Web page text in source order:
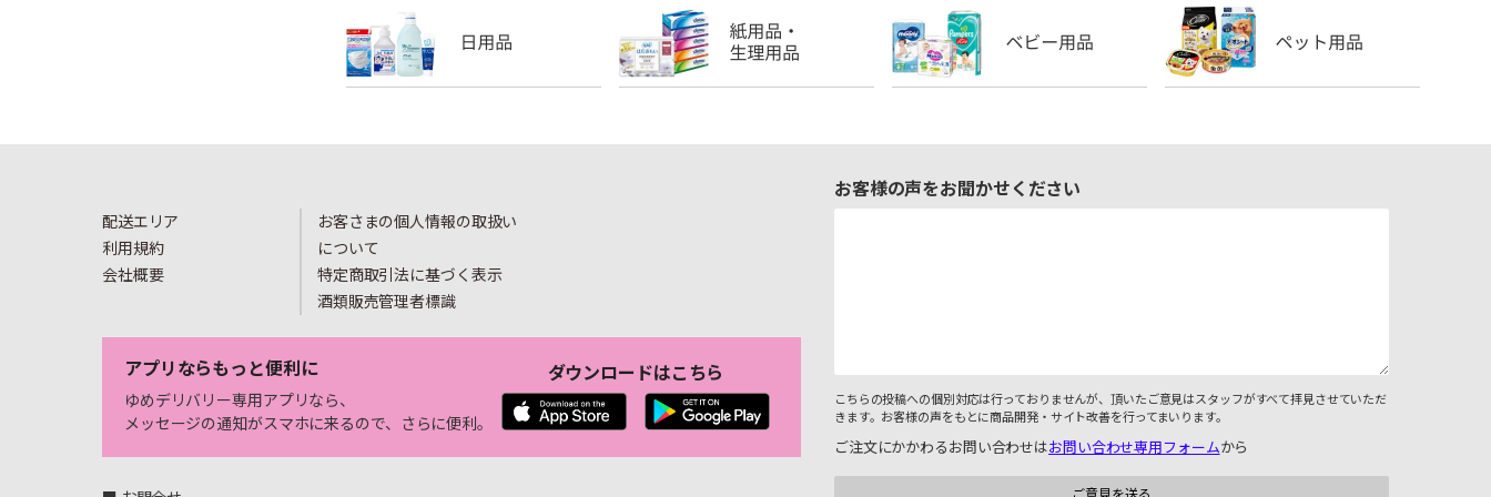
配送エリア
利用規約
会社概要
お客さまの個人情報の取扱い
について
特定商取引法に基づく表示
酒類販売管理者標識
アプリならもっと便利に
ゆめデリバリー専用アプリなら、
メッセージの通知がスマホに来るので、さらに便利。
ダウンロードはこちら
お客様の声をお聞かせください
こちらの投稿への個別対応は行っておりませんが、頂いたご意見はスタッフがすべて拝見させていただ
きます。お客様の声をもとに商品開発・サイト改善を行ってまいります。
ご注文にかかわるお問い合わせはお問い合わせ専用フォームから